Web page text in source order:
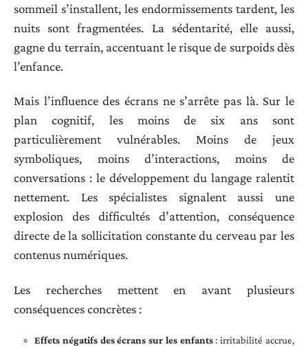
sommeil s’installent, les endormissements tardent, les
nuits sont fragmentées. La sédentarité, elle aussi,
gagne du terrain, accentuant le risque de surpoids dès
l’enfance.
Mais l’influence des écrans ne s’arrête pas là. Sur le
plan cognitif, les moins de six ans sont
particulièrement vulnérables. Moins de jeux
symboliques, moins d’interactions, moins de
conversations : le développement du langage ralentit
nettement. Les spécialistes signalent aussi une
explosion des difficultés d’attention, conséquence
directe de la sollicitation constante du cerveau par les
contenus numériques.
Les recherches mettent en avant plusieurs
conséquences concrètes :
Effets négatifs des écrans sur les enfants: irritabilité accrue,